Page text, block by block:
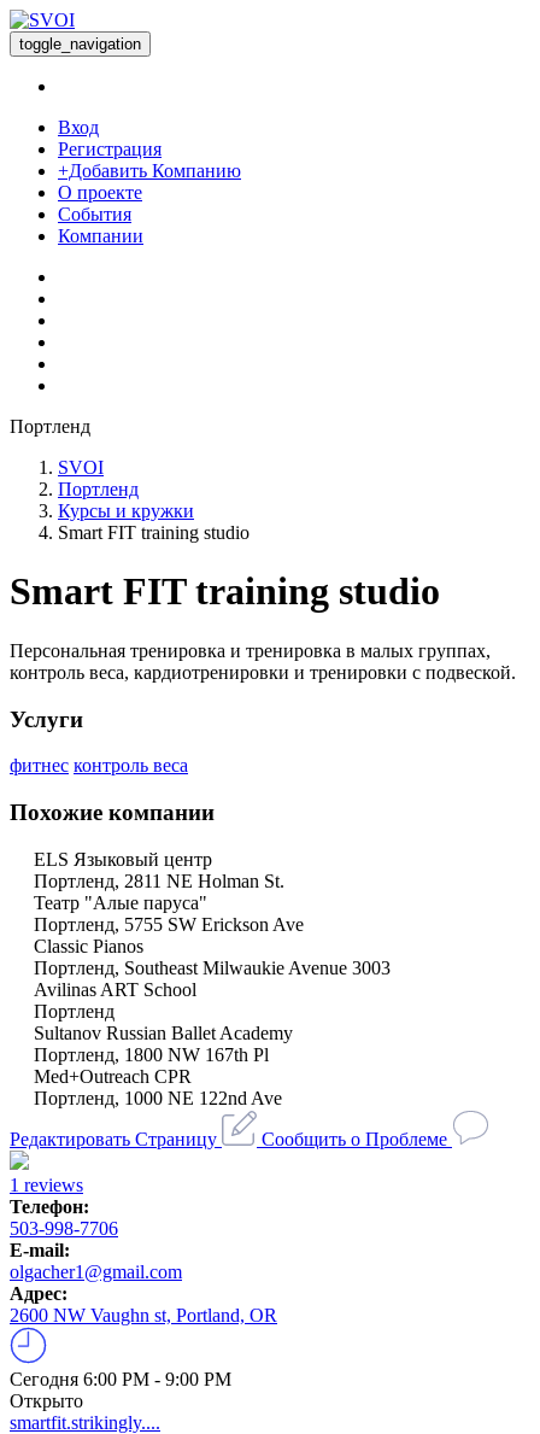
toggle_navigation
Вход
Регистрация
+Добавить Компанию
О проекте
События
Компании
Портленд
SVOI
Портленд
Курсы и кружки
Smart FIT training studio
Smart FIT training studio
Персональная тренировка и тренировка в малых группах,
контроль веса, кардиотренировки и тренировки с подвеской.
Услуги
фитнес контроль веса
Похожие компании
ELS Языковый центр
Портленд, 2811 NE Holman St.
Театр "Алые паруса"
Портленд, 5755 SW Erickson Ave
Classic Pianos
Портленд, Southeast Milwaukie Avenue 3003
Avilinas ART School
Портленд
Sultanov Russian Ballet Academy
Портленд, 1800 NW 167th Pl
Med+Outreach CPR
Портленд, 1000 NE 122nd Ave
Редактировать Страницу
Сообщить о Проблеме
1 reviews
Телефон:
503-998-7706
E-mail:
olgacher1@gmail.com
Адрес:
2600 NW Vaughn st, Portland, OR
Сегодня 6:00 PM - 9:00 PM
Открыто
smartfit.strikingly....